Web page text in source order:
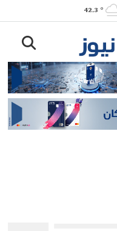
° 42.3